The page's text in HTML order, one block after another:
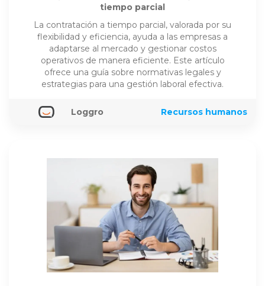
tiempo parcial
La contratación a tiempo parcial, valorada por su
flexibilidad y eficiencia, ayuda a las empresas a
adaptarse al mercado y gestionar costos
operativos de manera eficiente. Este artículo
ofrece una guía sobre normativas legales y
estrategias para una gestión laboral efectiva.
Loggro Recursos humanos